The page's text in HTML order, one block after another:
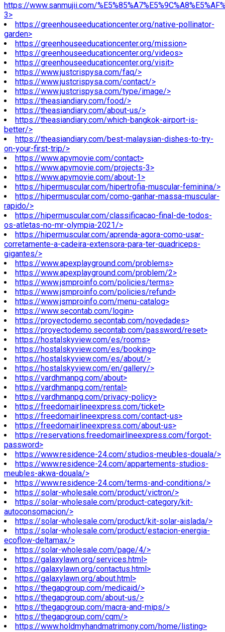
https://www.sanmujii.com/
3>
https://greenhouseeducationcenter.org/native-pollinator-
garden>
https://greenhouseeducationcenter.org/mission>
https://greenhouseeducationcenter.org/videos>
https://greenhouseeducationcenter.org/visit>
https://www.justcrispysa.com/faq/>
https://www.justcrispysa.com/contact/>
https://www.justcrispysa.com/type/image/>
https://theasiandiary.com/food/>
https://theasiandiary.com/about-us/>
https://theasiandiary.com/which-bangkok-airport-is-
better/>
https://theasiandiary.com/best-malaysian-dishes-to-try-
on-your-first-trip/>
https://www.apvmovie.com/contact>
https://www.apvmovie.com/projects-3>
https://www.apvmovie.com/about-1>
https://hipermuscular.com/hipertrofia-muscular-feminina/>
https://hipermuscular.com/como-ganhar-massa-muscular-
rapido/>
https://hipermuscular.com/classificacao-final-de-todos-
os-atletas-no-mr-olympia-2021/>
https://hipermuscular.com/aprenda-agora-como-usar-
corretamente-a-cadeira-extensora-para-ter-quadriceps-
gigantes/>
https://www.apexplayground.com/problems>
https://www.apexplayground.com/problem/2>
https://www.jsmproinfo.com/policies/terms>
https://www.jsmproinfo.com/policies/refund>
https://www.jsmproinfo.com/menu-catalog>
https://www.secontab.com/login>
https://proyectodemo.secontab.com/novedades>
https://proyectodemo.secontab.com/password/reset>
https://hostalskyview.com/es/rooms>
https://hostalskyview.com/es/booking>
https://hostalskyview.com/es/about/>
https://hostalskyview.com/en/gallery/>
https://vardhmanpg.com/about>
https://vardhmanpg.com/rental>
https://vardhmanpg.com/privacy-policy>
https://freedomairlineexpress.com/ticket>
https://freedomairlineexpress.com/contact-us>
https://freedomairlineexpress.com/about-us>
https://reservations.freedomairlineexpress.com/forgot-
password>
https://www.residence-24.com/studios-meubles-douala/>
https://www.residence-24.com/appartements-studios-
meubles-akwa-douala/>
https://www.residence-24.com/terms-and-conditions/>
https://solar-wholesale.com/product/victron/>
https://solar-wholesale.com/product-category/kit-
autoconsomacion/>
https://solar-wholesale.com/product/kit-solar-aislada/>
https://solar-wholesale.com/product/estacion-energia-
ecoflow-deltamax/>
https://solar-wholesale.com/page/4/>
https://galaxylawn.org/services.html>
https://galaxylawn.org/contactus.html>
https://galaxylawn.org/about.html>
https://thegapgroup.com/medicaid/>
https://thegapgroup.com/about-us/>
https://thegapgroup.com/macra-and-mips/>
https://thegapgroup.com/cqm/>
https://www.holdmyhandmatrimony.com/home/listing>